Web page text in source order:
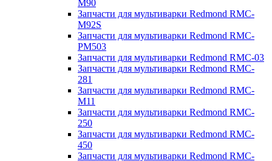
M90
Запчасти для мультиварки Redmond RMC-
M92S
Запчасти для мультиварки Redmond RMC-
PM503
Запчасти для мультиварки Redmond RMC-03
Запчасти для мультиварки Redmond RMC-
281
Запчасти для мультиварки Redmond RMC-
M11
Запчасти для мультиварки Redmond RMC-
250
Запчасти для мультиварки Redmond RMC-
450
Запчасти для мультиварки Redmond RMC-